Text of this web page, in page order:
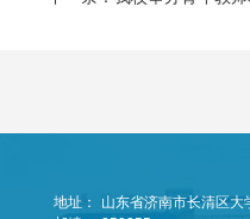
地址：
山东省济南市长清区